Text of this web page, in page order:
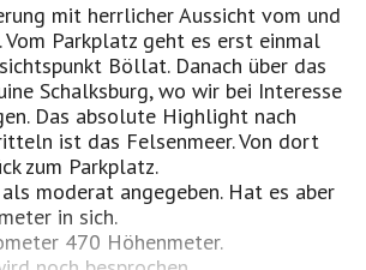
mit herrlicher Aussicht vom und
Parkplatz geht es erst einmal
Böllat. Danach über das
Schalksburg, wo wir bei Interesse
Das absolute Highlight nach
ist das Felsenmeer. Von dort
zum Parkplatz.
moderat angegeben. Hat es aber
in sich.
470 Höhenmeter.